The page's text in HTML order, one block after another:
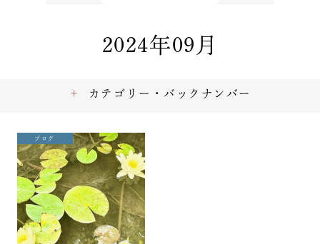
2024年09月
ブログ
カテゴリー・バックナンバー